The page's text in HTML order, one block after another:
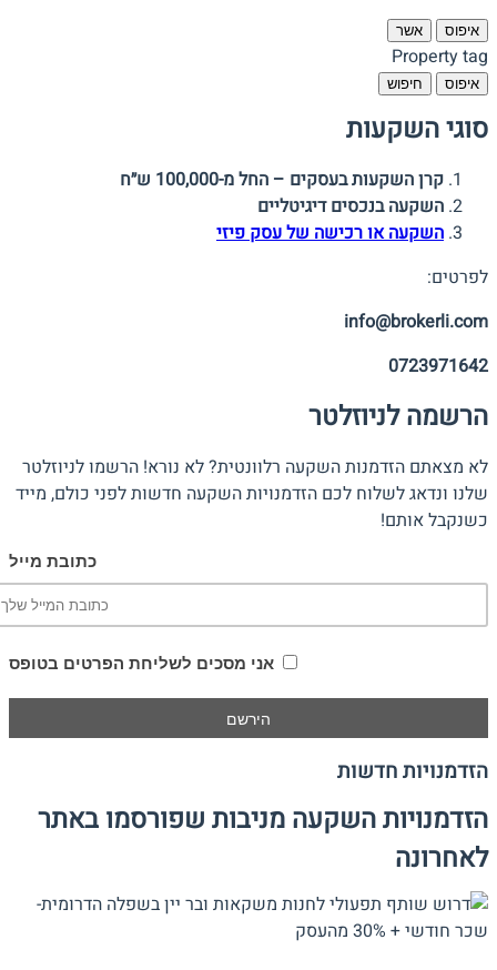
איפוס אשר
Property tag
איפוס חיפוש
סוגי השקעות
קרן השקעות בעסקים – החל מ-100,000 ש״ח
השקעה בנכסים דיגיטליים
השקעה או רכישה של עסק פיזי
לפרטים:
info@brokerli.com
0723971642
הרשמה לניוזלטר
לא מצאתם הזדמנות השקעה רלוונטית? לא נורא! הרשמו לניוזלטר
שלנו ונדאג לשלוח לכם הזדמנויות השקעה חדשות לפני כולם, מייד
כשנקבל אותם!
כתובת מייל
אני מסכים לשליחת הפרטים בטופס
הזדמנויות חדשות
הזדמנויות השקעה מניבות שפורסמו באתר
לאחרונה